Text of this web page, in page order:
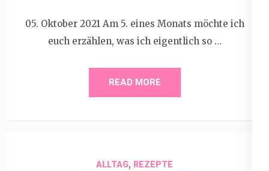
05. Oktober 2021 Am 5. eines Monats möchte ich
euch erzählen, was ich eigentlich so …
READ MORE
ALLTAG, REZEPTE